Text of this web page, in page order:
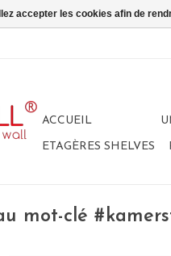
ACCUEIL
ETAGÈRES SHELVES
mot-clé
accepter les cookies afin de